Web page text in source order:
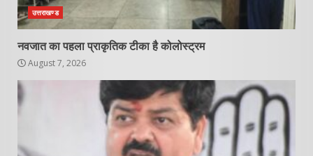
उत्तराखण्ड
नवजात का पहला प्राकृतिक टीका है कोलोस्ट्रम
August 7, 2026